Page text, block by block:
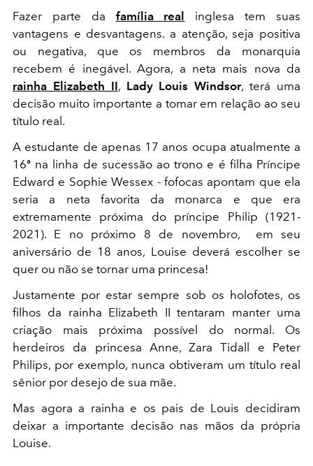
Fazer parte da família real
inglesa tem suas
vantagens e desvantagens. a atenção, seja positiva
ou negativa, que os membros da monarquia
recebem é inegável. Agora, a neta mais nova da
rainha Elizabeth II, Lady Louis Windsor, terá uma
decisão muito importante a tomar em relação ao seu
título real.
A estudante de apenas 17 anos ocupa atualmente a
16ª na linha de sucessão ao trono e é filha Príncipe
Edward e Sophie Wessex - fofocas apontam que ela
seria a neta favorita da monarca e que era
extremamente próxima do príncipe Philip (1921-
2021). E no próximo 8 de novembro, em seu
aniversário de 18 anos, Louise deverá escolher se
quer ou não se tornar uma princesa!
Justamente por estar sempre sob os holofotes, os
filhos da rainha Elizabeth II tentaram manter uma
criação mais próxima possível do normal. Os
herdeiros da princesa Anne, Zara Tidall e Peter
Philips, por exemplo, nunca obtiveram um título real
sênior por desejo de sua mãe.
Mas agora a rainha e os pais de Louis decidiram
deixar a importante decisão nas mãos da própria
Louise.